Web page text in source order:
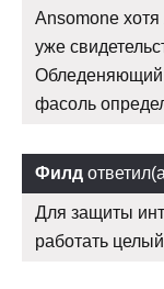
Ansomone
уже
Обледеняющий
фасоль
Филд
Для защиты
работать